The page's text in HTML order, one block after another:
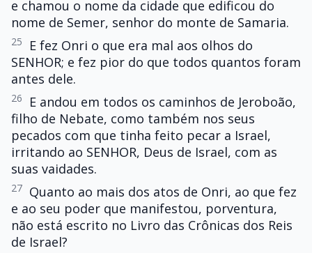
e chamou o nome da cidade que edificou do
nome de Semer, senhor do monte de Samaria.
25
E fez Onri o que era mal aos olhos do
SENHOR; e fez pior do que todos quantos foram
antes dele.
26
E andou em todos os caminhos de Jeroboão,
filho de Nebate, como também nos seus
pecados com que tinha feito pecar a Israel,
irritando ao SENHOR, Deus de Israel, com as
suas vaidades.
27 Quanto ao mais dos atos de Onri, ao que fez
e ao seu poder que manifestou, porventura,
não está escrito no Livro das Crônicas dos Reis
de Israel?